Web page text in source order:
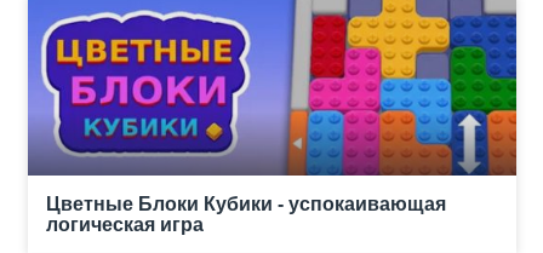
Цветные Блоки Кубики - успокаивающая
логическая игра